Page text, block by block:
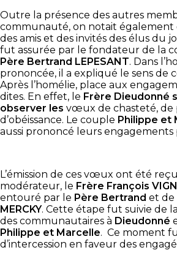
Outre la présence des autres
communauté, on notait également
des amis et des invités des élus du
fut assurée par le fondateur de la
Père Bertrand LEPESANT. Dans
prononcée, il a expliqué le sens de
Après l’homélie, place aux
dites. En effet, le Frère Dieudonné
observer les vœux de chasteté, de
d’obéissance. Le couple Philippe et
aussi prononcé leurs engagements
L’émission de ces vœux ont été
modérateur, le Frère François
entouré par le Père Bertrand et de
MERCKY. Cette étape fut suivie de
des communautaires à Dieudonné
Philippe et Marcelle. Ce moment
d’intercession en faveur des